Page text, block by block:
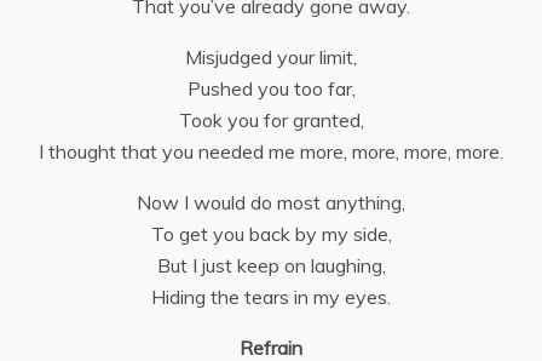
That you’ve already gone away.
Misjudged your limit,
Pushed you too far,
Took you for granted,
I thought that you needed me more, more, more, more.
Now I would do most anything,
To get you back by my side,
But I just keep on laughing,
Hiding the tears in my eyes.
Refrain